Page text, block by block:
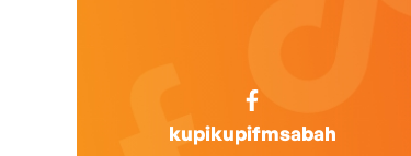
kupikupifmsabah